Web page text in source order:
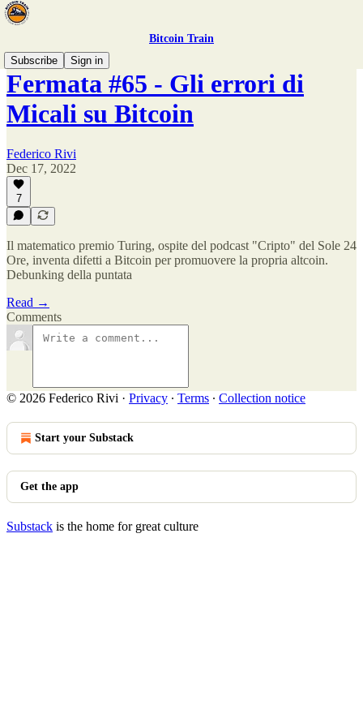
Bitcoin Train
Subscribe
Sign in
Fermata #65 - Gli errori di
Micali su Bitcoin
Federico Rivi
Dec 17, 2022
7
Il matematico premio Turing, ospite del podcast "Cripto" del Sole 24
Ore, inventa difetti a Bitcoin per promuovere la propria altcoin.
Debunking della puntata
Read →
Comments
© 2026 Federico Rivi · Privacy ∙ Terms ∙ Collection notice
Start your Substack
Get the app
Substack is the home for great culture